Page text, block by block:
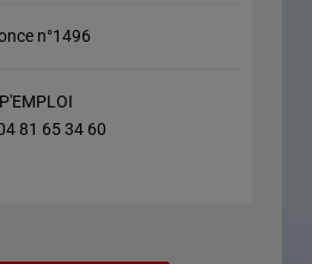
n°1496
81 65 34 60